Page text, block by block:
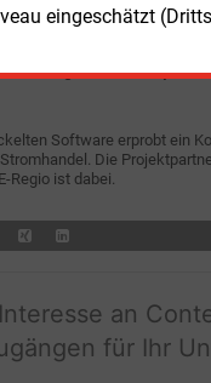
eingeschätzt
testet digitalen Marktplatz
Software erprobt ein
Die
Regio ist dabei.
an
für Ihr